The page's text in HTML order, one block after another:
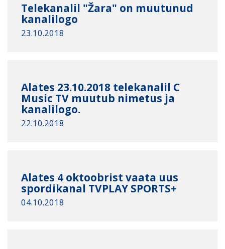
Telekanalil "Žara" on muutunud
kanalilogo
23.10.2018
Alates 23.10.2018 telekanalil C
Music TV muutub nimetus ja
kanalilogo.
22.10.2018
Alates 4 oktoobrist vaata uus
spordikanal TVPLAY SPORTS+
04.10.2018